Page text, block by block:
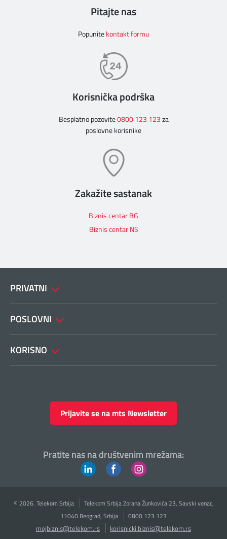
Pitajte nas
Popunitekontakt formu
Korisnička podrška
Besplatno pozovite0800 123 123za
poslovne korisnike
Zakažite sastanak
Biznis centar BG
Biznis centar NS
PRIVATNI
POSLOVNI
KORISNO
Prijavite se na mts Newsletter
Pratite nas na društvenim mrežama:
© 2026. Telekom Srbija
Telekom Srbija Zorana Žunkovića 23, Savski venac,
11040 Beograd, Srbija
0800 123 123
mojbiznis@telekom.rs korisnicki.biznis@telekom.rs